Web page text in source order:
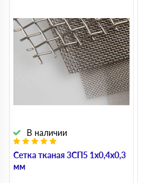
Сетка тканая 3СП5 1х0,4х0,3
мм
В наличии